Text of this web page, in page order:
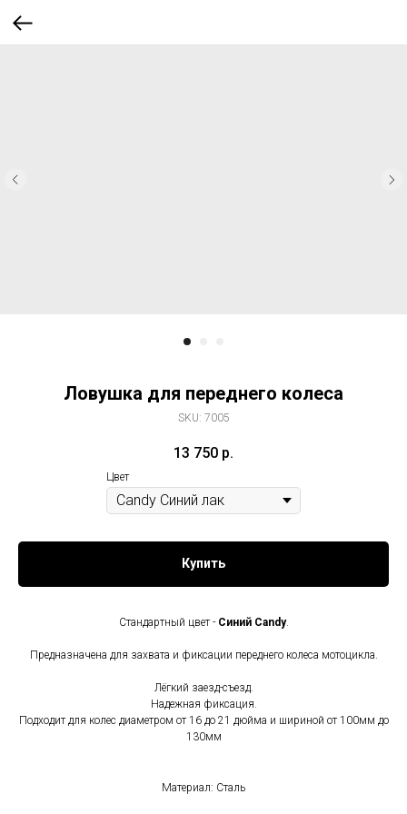
Ловушка для переднего колеса
SKU: 7005
13 750 р.
Цвет
Купить
Стандартный цвет - Синий Candy.
Предназначена для захвата и фиксации переднего колеса мотоцикла.
Лёгкий заезд-съезд.
Надежная фиксация.
Подходит для колес диаметром от 16 до 21 дюйма и шириной от 100мм до
130мм
Материал: Сталь